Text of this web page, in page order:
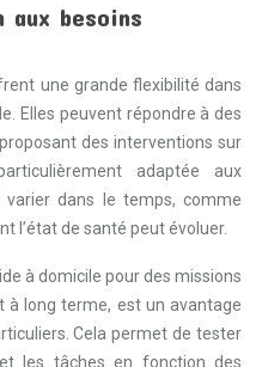
besoins
une grande flexibilité dans
Elles peuvent répondre à des
des interventions sur
adaptée aux
dans le temps, comme
l’état de santé peut évoluer.
à domicile pour des missions
à long terme, est un avantage
Cela permet de tester
les tâches en fonction des